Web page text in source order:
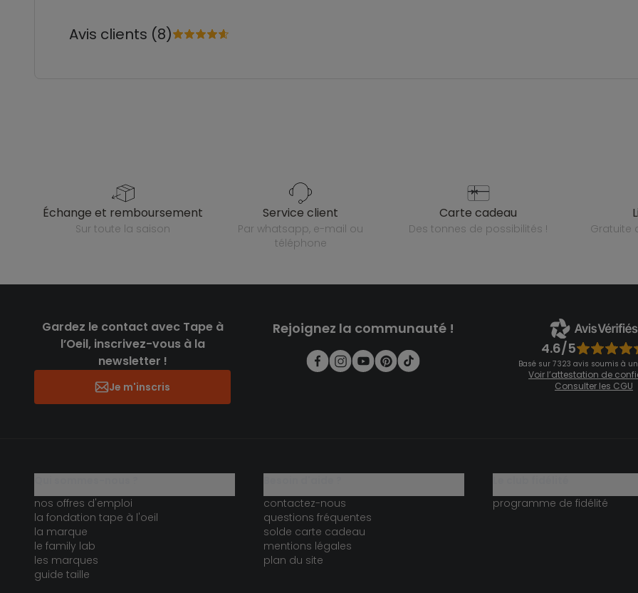
Avis clients (8)
échange et remboursement
sur toute la saison
service client
par whatsapp, e-mail ou
téléphone
carte cadeau
des tonnes de possibilités !
Gardez le contact avec Tape à
l’Oeil, inscrivez-vous à la
newsletter !
Je m'inscris
Rejoignez la communauté !
4.6/5
Basé sur 7 323 avis soumis à
Voir l’attestation de
Consulter les CGU
nos offres d'emploi
la fondation tape à l'oeil
la marque
le family lab
les marques
guide taille
contactez-nous
questions fréquentes
solde carte cadeau
mentions légales
plan du site
programme de fidélité